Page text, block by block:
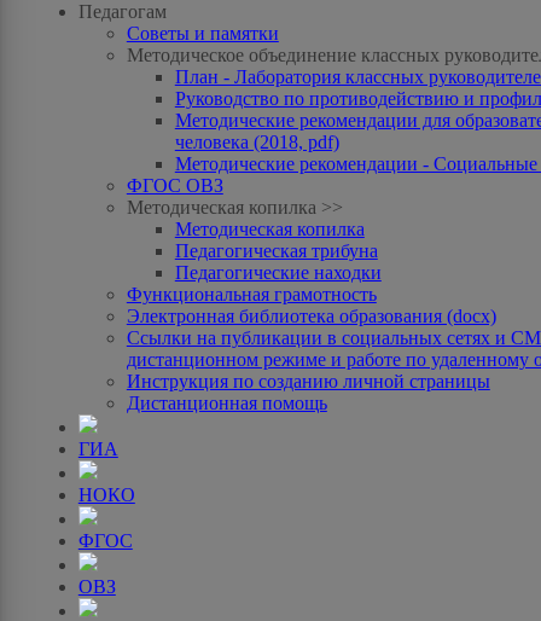
Педагогам
Советы и памятки
Методическое объединение классных
План - Лаборатория классных
Руководство по противодействию и
Методические рекомендации для
человека (2018, pdf)
Методические рекомендации -
ФГОС ОВЗ
Методическая копилка >>
Методическая копилка
Педагогическая трибуна
Педагогические находки
Функциональная грамотность
Электронная библиотека образования (docx)
Ссылки на публикации в социальных сетях и
дистанционном режиме и работе по удаленному
Инструкция по созданию личной страницы
Дистанционная помощь
ГИА
НОКО
ФГОС
ОВЗ